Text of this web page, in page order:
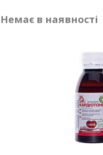
Немає в наявності